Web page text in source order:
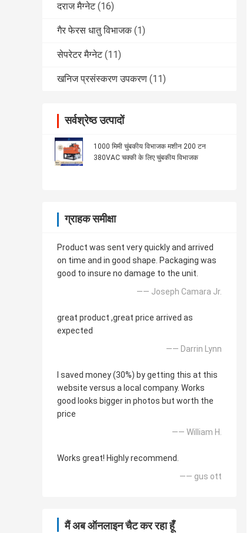
दराज मैग्नेट (16)
गैर फेरस धातु विभाजक (1)
सेपरेटर मैग्नेट (11)
खनिज प्रसंस्करण उपकरण (11)
सर्वश्रेष्ठ उत्पादों
1000 मिमी चुंबकीय विभाजक मशीन 200 टन
380VAC चक्की के लिए चुंबकीय विभाजक
ग्राहक समीक्षा
Product was sent very quickly and arrived
on time and in good shape. Packaging was
good to insure no damage to the unit.
—— Joseph Camara Jr.
great product ,great price arrived as
expected
—— Darrin Lynn
I saved money (30%) by getting this at this
website versus a local company. Works
good looks bigger in photos but worth the
price
—— William H.
Works great! Highly recommend.
—— gus ott
मैं अब ऑनलाइन चैट कर रहा हूँ